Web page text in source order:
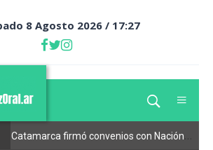
8 Agosto 2026 / 17:27
Catamarca firmó convenios con Nación para consolidar la estabilidad fiscal